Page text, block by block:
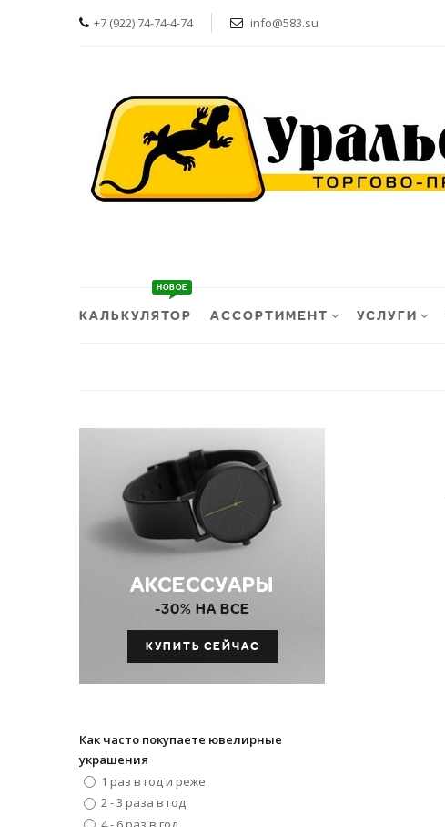
+7 (922) 74-74-4-74 info@583.su
КАЛЬКУЛЯТОР АССОРТИМЕНТ УСЛУГИ
АКСЕССУАРЫ
-30% НА ВСЕ
КУПИТЬ СЕЙЧАС
Как часто покупаете ювелирные
украшения
1 раз в год и реже
2 - 3 раза в год
4 - 6 раз в год